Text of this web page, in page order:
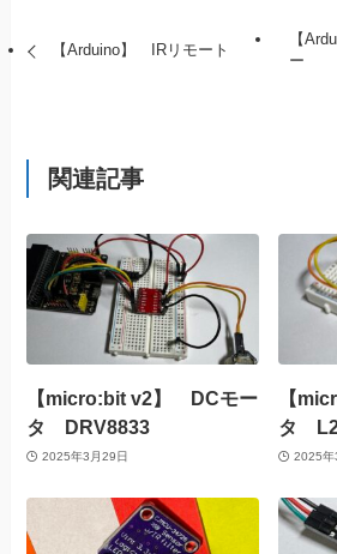
【Arduino】 IRリモート
【
ー
関連記事
【micro:bit v2】 DCモー
タ DRV8833
2025年3月29日
【
タ
2025年